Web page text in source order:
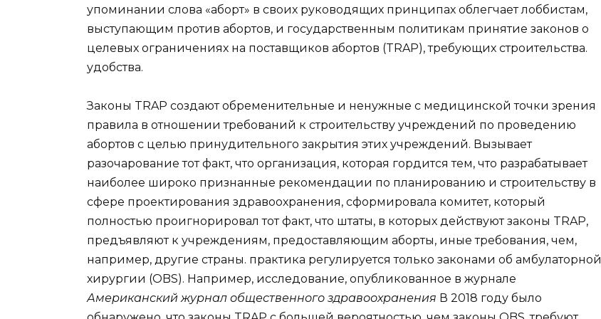
упоминании слова «аборт» в своих руководящих принципах облегчает лоббистам,
выступающим против абортов, и государственным политикам принятие законов о
целевых ограничениях на поставщиков абортов (TRAP), требующих строительства.
удобства.
Законы TRAP создают обременительные и ненужные с медицинской точки зрения
правила в отношении требований к строительству учреждений по проведению
абортов с целью принудительного закрытия этих учреждений. Вызывает
разочарование тот факт, что организация, которая гордится тем, что разрабатывает
наиболее широко признанные рекомендации по планированию и строительству в
сфере проектирования здравоохранения, сформировала комитет, который
полностью проигнорировал тот факт, что штаты, в которых действуют законы TRAP,
предъявляют к учреждениям, предоставляющим аборты, иные требования, чем,
например, другие страны. практика регулируется только законами об амбулаторной
хирургии (OBS). Например, исследование, опубликованное в журнале
Американский журнал общественного здравоохранения В 2018 году было